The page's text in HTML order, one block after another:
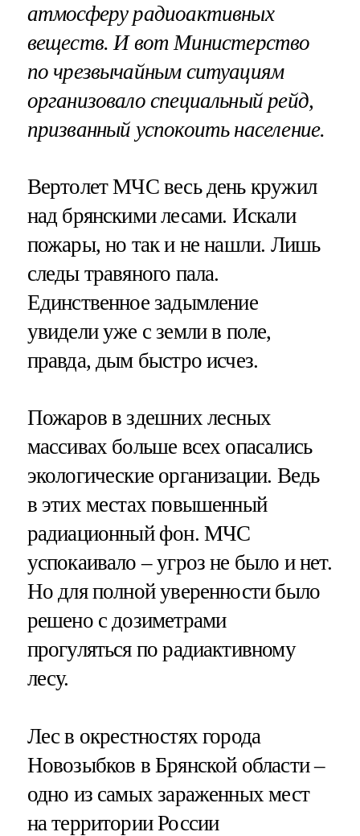
атмосферу радиоактивных
веществ. И вот Министерство
по чрезвычайным ситуациям
организовало специальный рейд,
призванный успокоить население.
Вертолет МЧС весь день кружил
над брянскими лесами. Искали
пожары, но так и не нашли. Лишь
следы травяного пала.
Единственное задымление
увидели уже с земли в поле,
правда, дым быстро исчез.
Пожаров в здешних лесных
массивах больше всех опасались
экологические организации. Ведь
в этих местах повышенный
радиационный фон. МЧС
успокаивало – угроз не было и нет.
Но для полной уверенности было
решено с дозиметрами
прогуляться по радиактивному
лесу.
Лес в окрестностях города
Новозыбков в Брянской области –
одно из самых зараженных мест
на территории России